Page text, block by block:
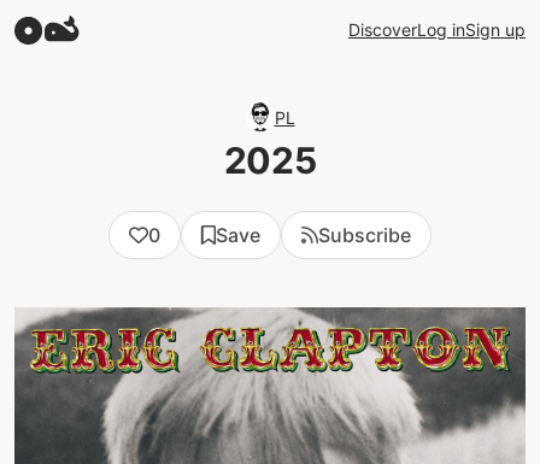
DiscoverLog inSign up
PL
2025
0 Save Subscribe